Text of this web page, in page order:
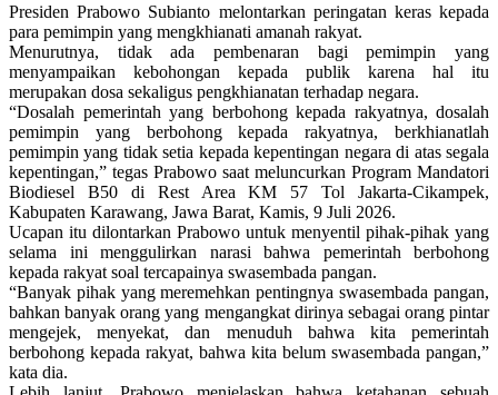
Presiden Prabowo Subianto melontarkan peringatan keras kepada
para pemimpin yang mengkhianati amanah rakyat.
Menurutnya, tidak ada pembenaran bagi pemimpin yang
menyampaikan kebohongan kepada publik karena hal itu
merupakan dosa sekaligus pengkhianatan terhadap negara.
“Dosalah pemerintah yang berbohong kepada rakyatnya, dosalah
pemimpin yang berbohong kepada rakyatnya, berkhianatlah
pemimpin yang tidak setia kepada kepentingan negara di atas segala
kepentingan,” tegas Prabowo saat meluncurkan Program Mandatori
Biodiesel B50 di Rest Area KM 57 Tol Jakarta-Cikampek,
Kabupaten Karawang, Jawa Barat, Kamis, 9 Juli 2026.
Ucapan itu dilontarkan Prabowo untuk menyentil pihak-pihak yang
selama ini menggulirkan narasi bahwa pemerintah berbohong
kepada rakyat soal tercapainya swasembada pangan.
“Banyak pihak yang meremehkan pentingnya swasembada pangan,
bahkan banyak orang yang mengangkat dirinya sebagai orang pintar
mengejek, menyekat, dan menuduh bahwa kita pemerintah
berbohong kepada rakyat, bahwa kita belum swasembada pangan,”
kata dia.